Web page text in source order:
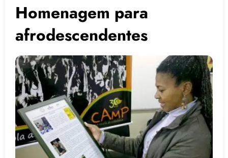
Homenagem para
afrodescendentes